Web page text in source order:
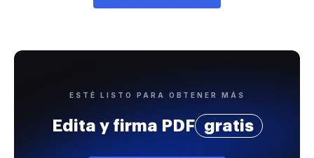
ESTÉ LISTO PARA OBTENER MÁS
Edita y firma PDF gratis